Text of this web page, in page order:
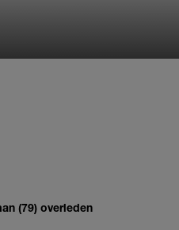
(79) overleden